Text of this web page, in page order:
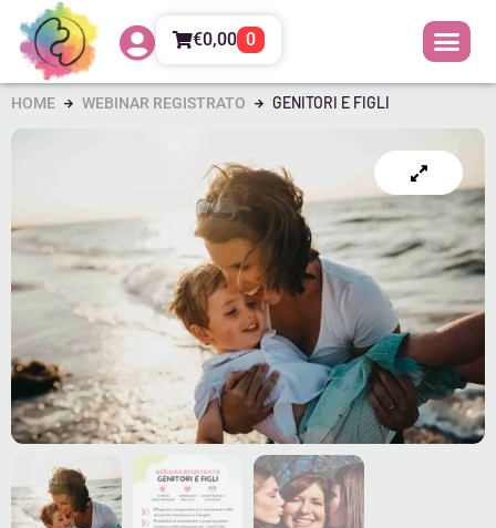
€0,00 0
HOME WEBINAR REGISTRATO GENITORI E FIGLI